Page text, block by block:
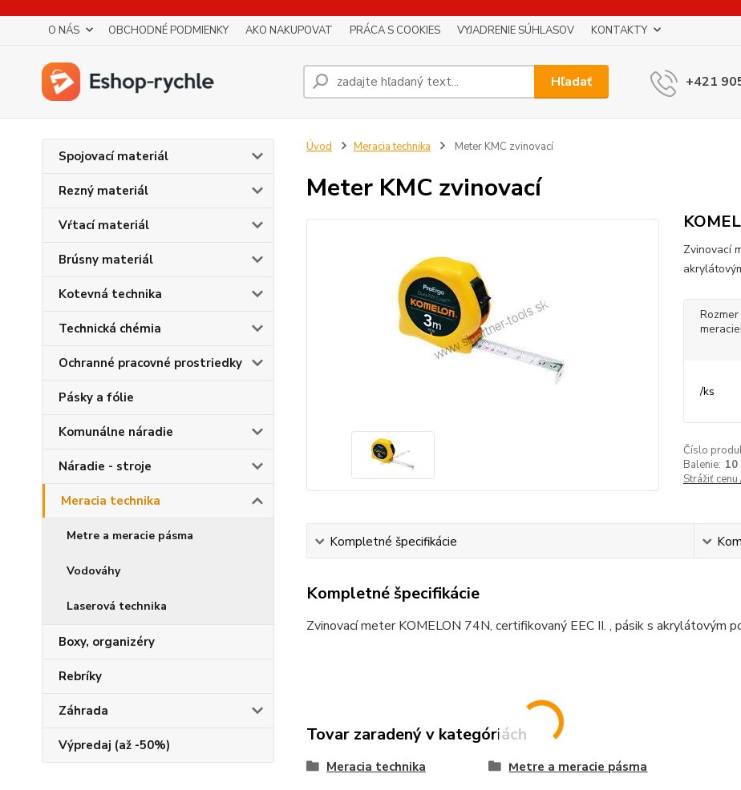
O NÁS OBCHODNÉ PODMIENKY AKO NAKUPOVAT PRÁCA S COOKIES VYJADRENIE SÚHLASOV KONTAKTY
Hľadať +421
Spojovací materiál
Rezný materiál
Vŕtací materiál
Brúsny materiál
Kotevná technika
Technická chémia
Ochranné pracovné prostriedky
Pásky a fólie
Komunálne náradie
Náradie - stroje
Meracia technika
Metre a meracie pásma
Vodováhy
Laserová technika
Boxy, organizéry
Rebríky
Záhrada
Výpredaj (až -50%)
Úvod Meracia technika Meter KMC zvinovací
Meter KMC zvinovací
Zvinovací
/ks
Číslo
Balenie: 10
Strážiť
Kompletné špecifikácie
Kompletné špecifikácie
Zvinovací meter KOMELON 74N, certifikovaný EEC II. , pásik s akrylátovým
Tovar zaradený v kategóriách
Meracia technika Metre a meracie pásma